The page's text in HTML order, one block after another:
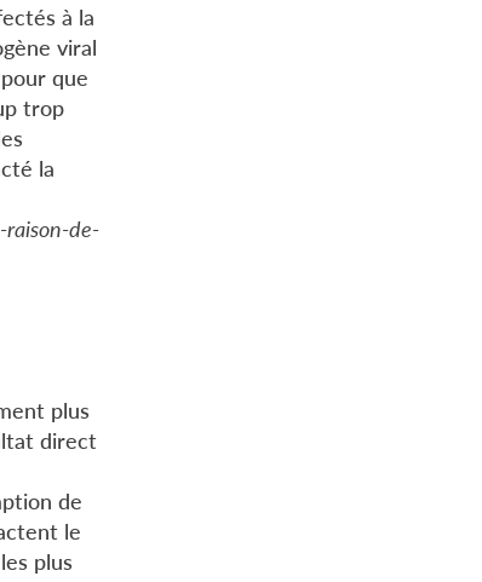
à la
viral
que
trop
la
de-
plus
direct
de
le
plus